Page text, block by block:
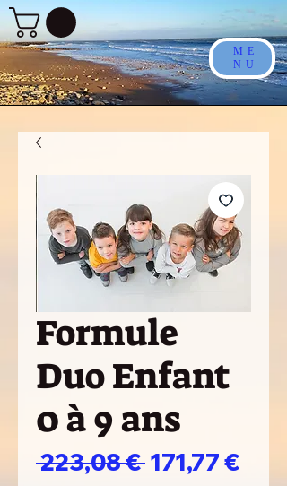
ME
NU
Formule
Duo Enfant
0 à 9 ans
223,08 € 171,77 €Sale-